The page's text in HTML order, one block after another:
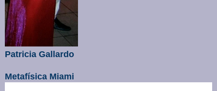
Patricia Gallardo
Metafísica Miami